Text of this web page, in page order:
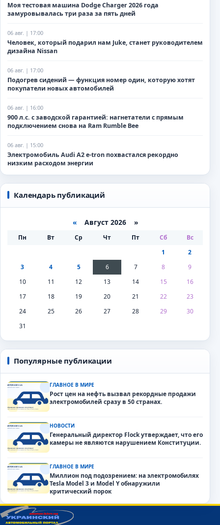
Моя тестовая машина Dodge Charger 2026 года
замуровывалась три раза за пять дней
06 авг. | 17:00
Человек, который подарил нам Juke, станет руководителем
дизайна Nissan
06 авг. | 17:00
Подогрев сидений — функция номер один, которую хотят
покупатели новых автомобилей
06 авг. | 16:00
900 л.с. с заводской гарантией: нагнетатели с прямым
подключением снова на Ram Rumble Bee
06 авг. | 15:00
Электромобиль Audi A2 e-tron похвастался рекордно
низким расходом энергии
Календарь публикаций
«Август 2026 »
Пн Вт Ср Чт Пт Сб
Вс
1
2
3
4 5 6 7 8
9
10
11 12 13 14 15
16
17
18 19 20 21 22
23
24
25 26 27 28 29
30
31
Популярные публикации
ГЛАВНОЕ В МИРЕ
Рост цен на нефть вызвал рекордные продажи
электромобилей сразу в 50 странах.
НОВОСТИ
Генеральный директор Flock утверждает, что его
камеры не являются нарушением Конституции.
ГЛАВНОЕ В МИРЕ
Миллион под подозрением: на электромобилях
Tesla Model 3 и Model Y обнаружили
критический порок